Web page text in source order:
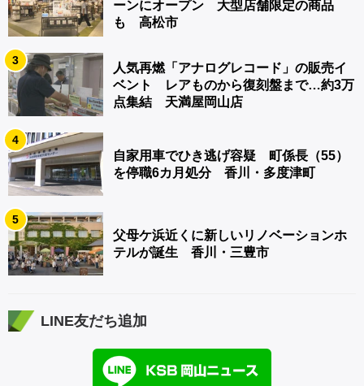
ーンにオープン 大型店舗限定の商品
も 高松市
3
人気再燃「アナログレコード」の販売イ
ベント レアものから復刻盤まで…約3万
点集結 天満屋岡山店
4
自家用車でひき逃げ容疑 町係長（55）
を停職6カ月処分 香川・多度津町
5
父母ケ浜近くに新しいリノベーションホ
テルが誕生 香川・三豊市
LINE友だち追加